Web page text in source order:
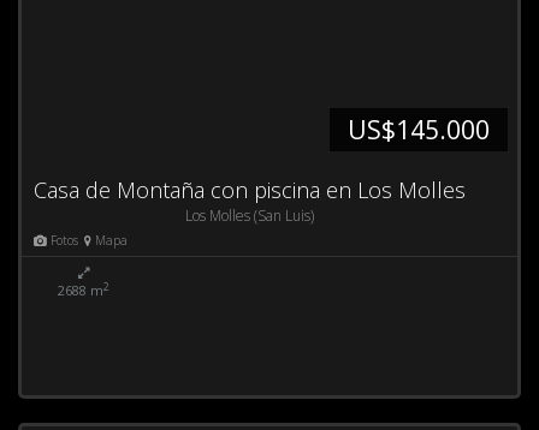
US$145.000
Casa de Montaña con piscina en Los Molles
Los Molles (San Luis)
Fotos Mapa
2688 m2